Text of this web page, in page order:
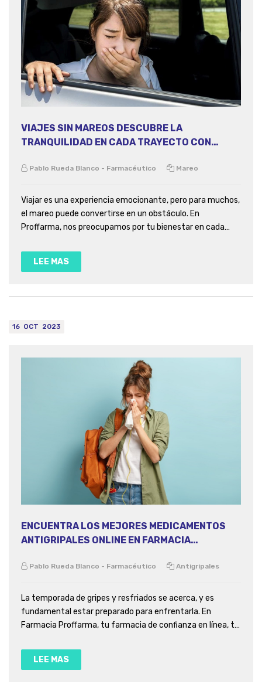
VIAJES SIN MAREOS DESCUBRE LA
TRANQUILIDAD EN CADA TRAYECTO CON
Pablo Rueda Blanco - Farmacéutico Mareo
Viajar es una experiencia emocionante, pero para muchos,
el mareo puede convertirse en un obstáculo. En
Proffarma, nos preocupamos por tu bienestar en cada
nuestros medicamentos pueden marcar la diferencia y
LEE MAS
16 OCT 2023
ENCUENTRA LOS MEJORES MEDICAMENTOS
ANTIGRIPALES ONLINE EN FARMACIA
Pablo Rueda Blanco - Farmacéutico Antigripales
La temporada de gripes y resfriados se acerca, y es
fundamental estar preparado para enfrentarla. En
Farmacia Proffarma, tu farmacia de confianza en línea, te
antigripales que te ayudarán a aliviar los síntomas y a
recuperarte más rápido.
LEE MAS